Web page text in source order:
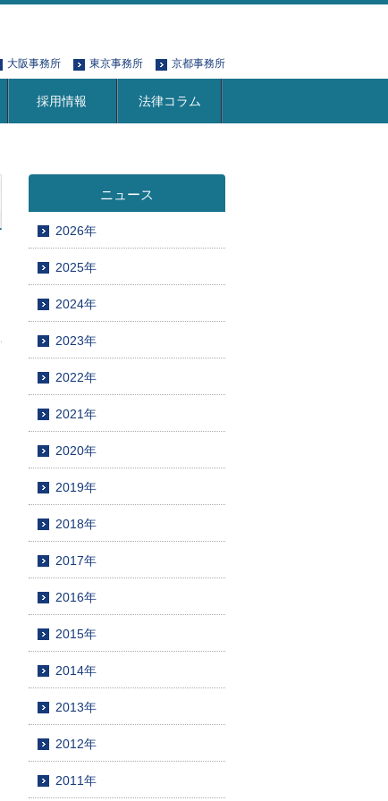
大阪事務所 東京事務所 京都事務所
採用情報 法律コラム
ニュース
2026年
2025年
2024年
2023年
2022年
2021年
2020年
2019年
2018年
2017年
2016年
2015年
2014年
2013年
2012年
2011年